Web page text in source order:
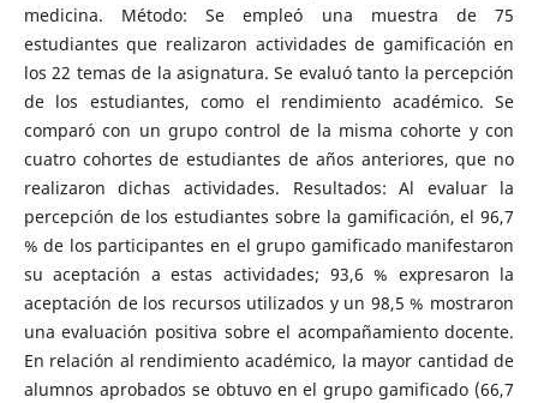
medicina. Método: Se empleó una muestra de 75
estudiantes que realizaron actividades de gamificación en
los 22 temas de la asignatura. Se evaluó tanto la percepción
de los estudiantes, como el rendimiento académico. Se
comparó con un grupo control de la misma cohorte y con
cuatro cohortes de estudiantes de años anteriores, que no
realizaron dichas actividades. Resultados: Al evaluar la
percepción de los estudiantes sobre la gamificación, el 96,7
% de los participantes en el grupo gamificado manifestaron
su aceptación a estas actividades; 93,6 % expresaron la
aceptación de los recursos utilizados y un 98,5 % mostraron
una evaluación positiva sobre el acompañamiento docente.
En relación al rendimiento académico, la mayor cantidad de
alumnos aprobados se obtuvo en el grupo gamificado (66,7